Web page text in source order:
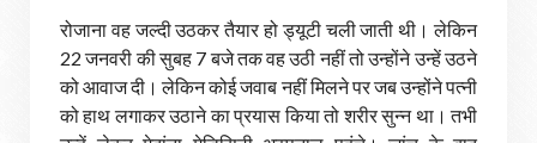
रोजाना वह जल्दी उठकर तैयार हो ड्यूटी चली जाती थी। लेकिन
22 जनवरी की सुबह 7 बजे तक वह उठी नहीं तो उन्होंने उन्हें उठने
को आवाज दी। लेकिन कोई जवाब नहीं मिलने पर जब उन्होंने पत्नी
को हाथ लगाकर उठाने का प्रयास किया तो शरीर सुन्न था। तभी